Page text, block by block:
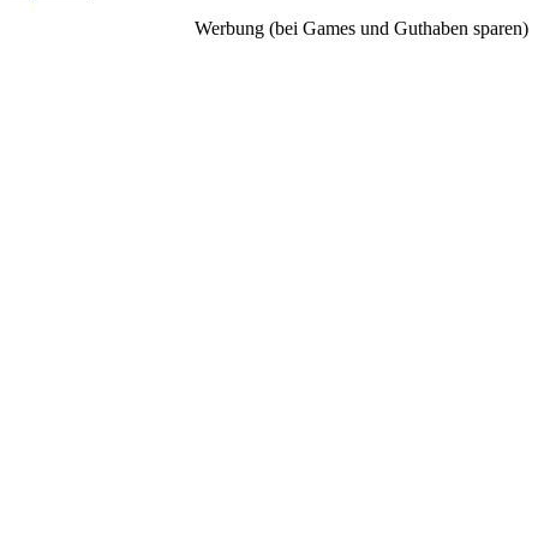
Werbung (bei Games und Guthaben sparen)